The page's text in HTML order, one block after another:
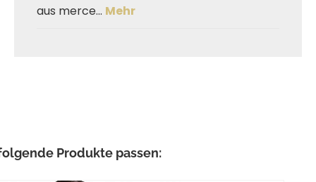
aus merce… Mehr
Produkte passen: